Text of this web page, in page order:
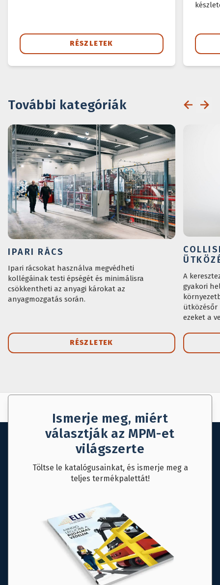
RÉSZLETEK
További kategóriák
IPARI RÁCS
Ipari rácsokat használva megvédheti
kollégáinak testi épségét és minimálisra
csökkentheti az anyagi károkat az
anyagmozgatás során.
RÉSZLETEK
A
gyakori
ütközésőr
ezeket a
Ismerje meg, miért
választják az MPM-et
világszerte
Töltse le katalógusainkat, és ismerje meg a
teljes termékpalettát!